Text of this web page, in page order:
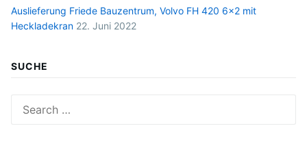
Auslieferung Friede Bauzentrum, Volvo FH 420 6×2 mit
Heckladekran 22. Juni 2022
SUCHE
for: